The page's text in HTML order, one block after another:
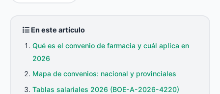
En este artículo
Qué es el convenio de farmacia y cuál aplica en
2026
Mapa de convenios: nacional y provinciales
Tablas salariales 2026 (BOE-A-2026-4220)